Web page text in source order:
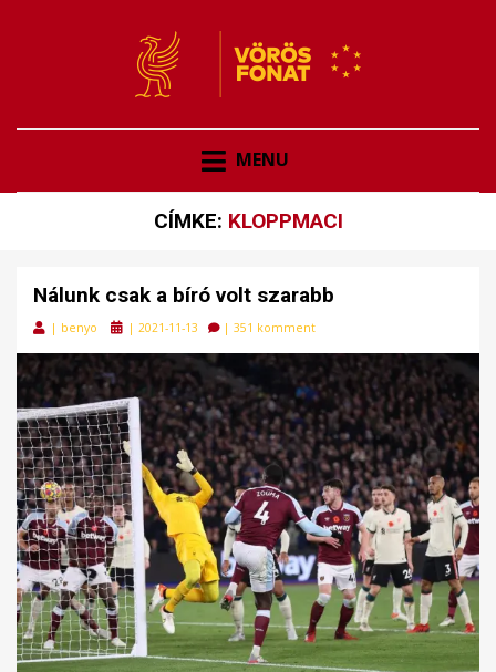
VÖRÖS FONAT
MENU
CÍMKE: KLOPPMACI
Nálunk csak a bíró volt szarabb
| benyo
Posted
| 2021-11-13 | 351 komment